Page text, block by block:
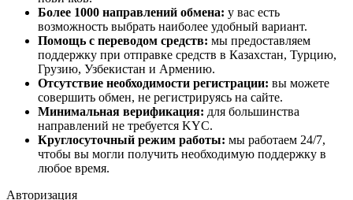
Более 1000 направлений обмена: у вас есть
возможность выбрать наиболее удобный вариант.
Помощь с переводом средств: мы предоставляем
поддержку при отправке средств в Казахстан, Турцию,
Грузию, Узбекистан и Армению.
Отсутствие необходимости регистрации: вы можете
совершить обмен, не регистрируясь на сайте.
Минимальная верификация: для большинства
направлений не требуется KYC.
Круглосуточный режим работы: мы работаем 24/7,
чтобы вы могли получить необходимую поддержку в
любое время.
Авторизация